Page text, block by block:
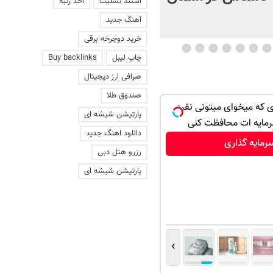
+ فیلم
که میخوای میتونی نقره
ات محافظت کنی
گذاری
›
آهنگ جدید
خرید دوچرخه برقی
چاپ لیبل
Buy backlinks
صرافی ارز دیجیتال
صندوق طلا
پارتیشن شیشه ای
دانلود اهنگ جدید
رزرو هتل دبی
پارتیشن شیشه ای